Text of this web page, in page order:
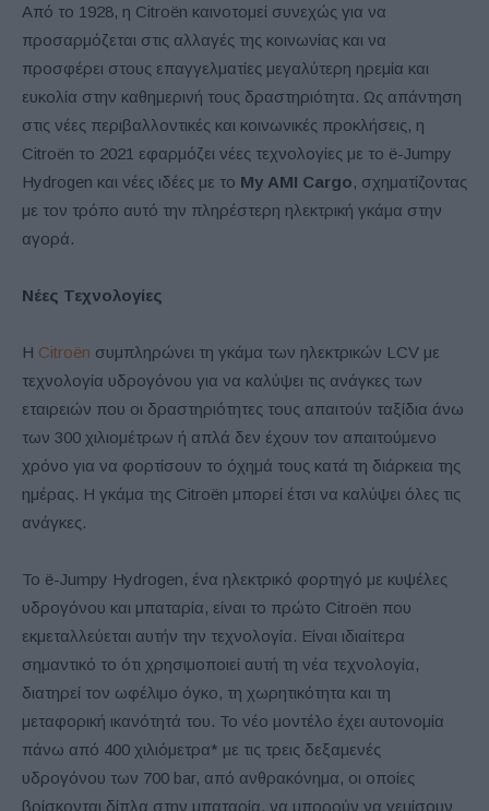
Από το 1928, η Citroën καινοτομεί συνεχώς για να
προσαρμόζεται στις αλλαγές της κοινωνίας και να
προσφέρει στους επαγγελματίες μεγαλύτερη ηρεμία και
ευκολία στην καθημερινή τους δραστηριότητα. Ως απάντηση
στις νέες περιβαλλοντικές και κοινωνικές προκλήσεις, η
Citroën το 2021 εφαρμόζει νέες τεχνολογίες με το ë-Jumpy
Hydrogen και νέες ιδέες με το My ΑΜΙ Cargo, σχηματίζοντας
με τον τρόπο αυτό την πληρέστερη ηλεκτρική γκάμα στην
αγορά.
Νέες Τεχνολογίες
Η Citroën συμπληρώνει τη γκάμα των ηλεκτρικών LCV με
τεχνολογία υδρογόνου για να καλύψει τις ανάγκες των
εταιρειών που οι δραστηριότητες τους απαιτούν ταξίδια άνω
των 300 χιλιομέτρων ή απλά δεν έχουν τον απαιτούμενο
χρόνο για να φορτίσουν το όχημά τους κατά τη διάρκεια της
ημέρας. Η γκάμα της Citroën μπορεί έτσι να καλύψει όλες τις
ανάγκες.
Το ë-Jumpy Hydrogen, ένα ηλεκτρικό φορτηγό με κυψέλες
υδρογόνου και μπαταρία, είναι το πρώτο Citroën που
εκμεταλλεύεται αυτήν την τεχνολογία. Είναι ιδιαίτερα
σημαντικό το ότι χρησιμοποιεί αυτή τη νέα τεχνολογία,
διατηρεί τον ωφέλιμο όγκο, τη χωρητικότητα και τη
μεταφορική ικανότητά του. Το νέο μοντέλο έχει αυτονομία
πάνω από 400 χιλιόμετρα* με τις τρεις δεξαμενές
υδρογόνου των 700 bar, από ανθρακόνημα, οι οποίες
βρίσκονται δίπλα στην μπαταρία, να μπορούν να γεμίσουν